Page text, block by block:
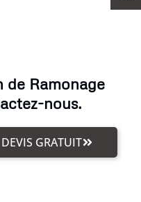
de Ramonage
nous.
DEVIS GRATUIT